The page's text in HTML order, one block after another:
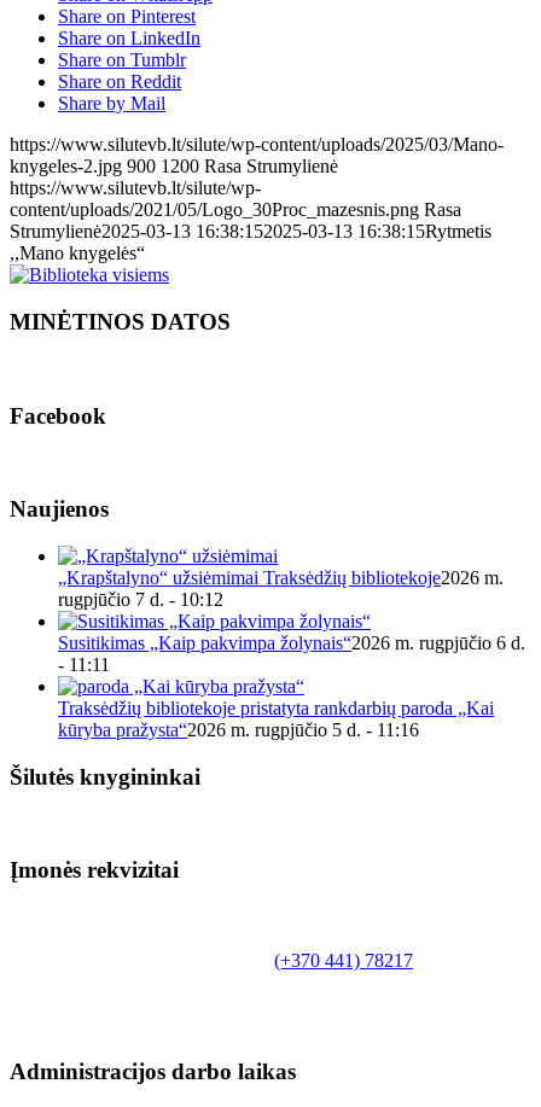
Share on Pinterest
Share on LinkedIn
Share on Tumblr
Share on Reddit
Share by Mail
https://www.silutevb.lt/silute/wp-content/uploads/2025/03/Mano-
knygeles-2.jpg 900 1200 Rasa Strumylienė
https://www.silutevb.lt/silute/wp-
content/uploads/2021/05/Logo_30Proc_mazesnis.png Rasa
Strumylienė2025-03-13 16:38:152025-03-13 16:38:15Rytmetis
,,Mano knygelės“
MINĖTINOS DATOS
Facebook
Naujienos
„Krapštalyno“ užsiėmimai Traksėdžių bibliotekoje2026 m.
rugpjūčio 7 d. - 10:12
Susitikimas „Kaip pakvimpa žolynais“2026 m. rugpjūčio 6 d.
- 11:11
Traksėdžių bibliotekoje pristatyta rankdarbių paroda „Kai
kūryba pražysta“2026 m. rugpjūčio 5 d. - 11:16
Šilutės knygininkai
Įmonės rekvizitai
(+370 441) 78217
Administracijos darbo laikas